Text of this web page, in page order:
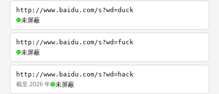
http://www.baidu.com/s?wd=duck
未屏蔽
http://www.baidu.com/s?wd=fuck
未屏蔽
http://www.baidu.com/s?wd=hack
截至 2026 年 未屏蔽